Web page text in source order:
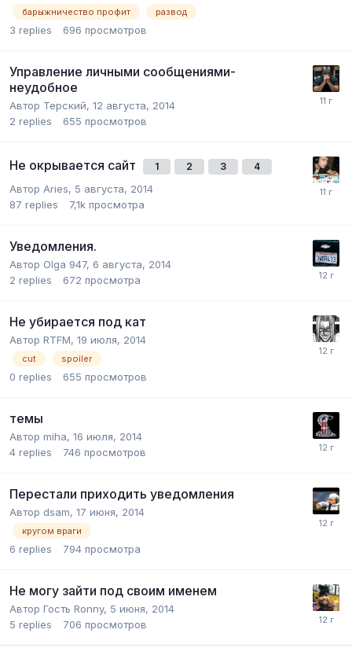
барыжничество профит развод
3 replies 696 просмотров
Управление личными сообщениями-
неудобное
Автор Терский, 12 августа, 2014
2 replies 655 просмотров
Не окрывается сайт 1 2 3 4
Автор Aries, 5 августа, 2014
87 replies 7,1k просмотра
Уведомления.
Автор Olga 947, 6 августа, 2014
2 replies 672 просмотра
Не убирается под кат
Автор RTFM, 19 июля, 2014
cut spoiler
0 replies 655 просмотров
темы
Автор miha, 16 июля, 2014
4 replies 746 просмотров
Перестали приходить уведомления
Автор dsam, 17 июня, 2014
кругом враги
6 replies 794 просмотра
Не могу зайти под своим именем
Автор Гость Ronny, 5 июня, 2014
5 replies 706 просмотров